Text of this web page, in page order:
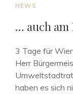
CAT
NEWS
… auch am
3 Tage für
Herr
haben es sich